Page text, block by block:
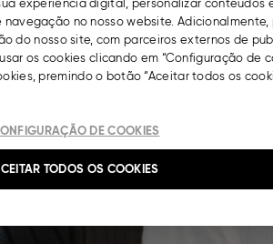
experiência digital, personalizar conteúdos
no nosso website.
do nosso site, com parceiros externos de
os cookies clicando em “Configuração de
premindo o botão “Aceitar todos os
DE COOKIES
TODOS OS COOKIES